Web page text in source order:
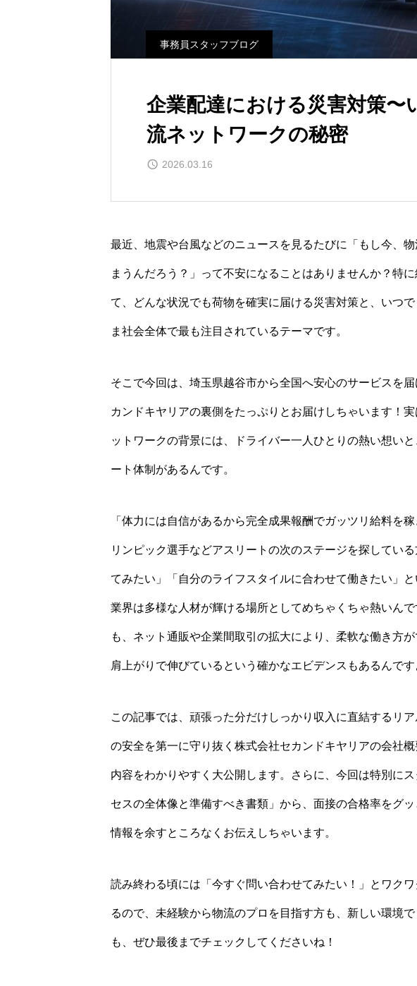
事務員スタッフブログ
企業配達における災害対策〜
流ネットワークの秘密
2026.03.16
最近、地震や台風などのニュースを見るたびに「もし今、
まうんだろう？」って不安になることはありませんか？特
て、どんな状況でも荷物を確実に届ける災害対策と、いつ
ま社会全体で最も注目されているテーマです。
そこで今回は、埼玉県越谷市から全国へ安心のサービスを
カンドキヤリアの裏側をたっぷりとお届けしちゃいます！
ットワークの背景には、ドライバー一人ひとりの熱い想い
ート体制があるんです。
「体力には自信があるから完全成果報酬でガッツリ給料を
リンピック選手などアスリートの次のステージを探してい
てみたい」「自分のライフスタイルに合わせて働きたい」
業界は多様な人材が輝ける場所としてめちゃくちゃ熱いん
も、ネット通販や企業間取引の拡大により、柔軟な働き方
肩上がりで伸びているという確かなエビデンスもあるんです
この記事では、頑張った分だけしっかり収入に直結するリ
の安全を第一に守り抜く株式会社セカンドキヤリアの会社
内容をわかりやすく大公開します。さらに、今回は特別に
セスの全体像と準備すべき書類」から、面接の合格率をグ
情報を余すところなくお伝えしちゃいます。
読み終わる頃には「今すぐ問い合わせてみたい！」とワク
るので、未経験から物流のプロを目指す方も、新しい環境
も、ぜひ最後までチェックしてくださいね！